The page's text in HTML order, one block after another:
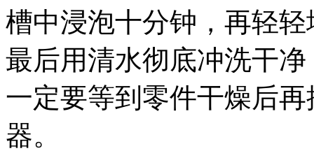
槽中浸泡十分钟，再轻
最后用清水彻底冲洗干
一定要等到零件干燥后
器。